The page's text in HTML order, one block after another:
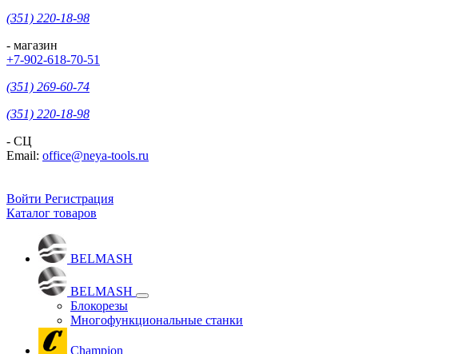
(351) 220-18-98
- магазин
+7-902-618-70-51
(351) 269-60-74
(351) 220-18-98
- СЦ
Email: office@neya-tools.ru
Войти Регистрация
Каталог товаров
BELMASH
BELMASH
Блокорезы
Многофункциональные станки
Champion